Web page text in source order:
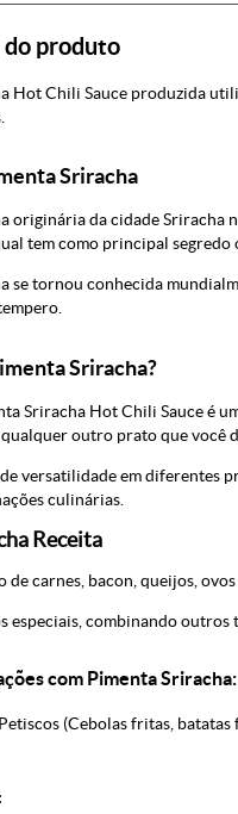
produto
Hot Chili Sauce produzida
Sriracha
originária da cidade Sriracha
tem como principal segredo
se tornou conhecida
Sriracha?
Sriracha Hot Chili Sauce é
outro prato que você
versatilidade em diferentes
culinárias.
Receita
carnes, bacon, queijos,
especiais, combinando outros
com Pimenta Sriracha:
(Cebolas fritas,
: